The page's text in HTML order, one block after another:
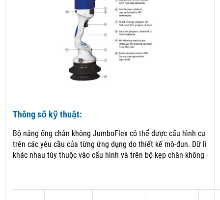
Thông số kỹ thuật:
Bộ nâng ống chân không JumboFlex có thể được cấu hình cụ thể
trên các yêu cầu của từng ứng dụng do thiết kế mô-đun. Dữ liệu
khác nhau tùy thuộc vào cấu hình và trên bộ kẹp chân không